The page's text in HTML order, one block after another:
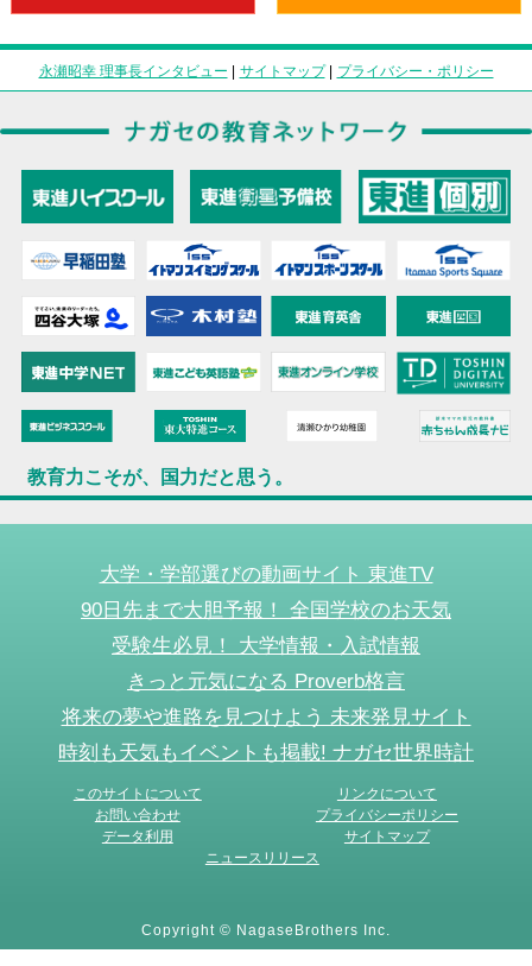
永瀬昭幸 理事長インタビュー | サイトマップ| プライバシー・ポリシー
教育力こそが、国力だと思う。
大学・学部選びの動画サイト 東進TV
90日先まで大胆予報！ 全国学校のお天気
受験生必見！ 大学情報・入試情報
きっと元気になる Proverb格言
将来の夢や進路を見つけよう 未来発見サイト
時刻も天気もイベントも掲載! ナガセ世界時計
このサイトについて
リンクについて
お問い合わせ
プライバシーポリシー
データ利用
サイトマップ
ニュースリリース
Copyright © NagaseBrothers Inc.